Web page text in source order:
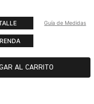
Guía de Medidas
AL CARRITO